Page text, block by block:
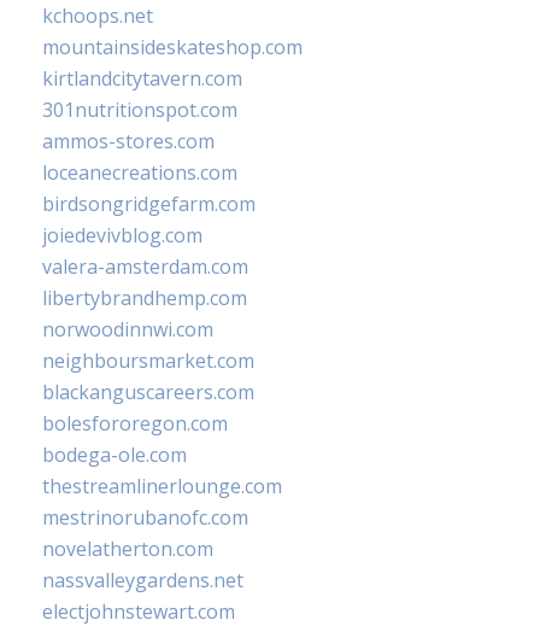
kchoops.net
mountainsideskateshop.com
kirtlandcitytavern.com
301nutritionspot.com
ammos-stores.com
loceanecreations.com
birdsongridgefarm.com
joiedevivblog.com
valera-amsterdam.com
libertybrandhemp.com
norwoodinnwi.com
neighboursmarket.com
blackanguscareers.com
bolesfororegon.com
bodega-ole.com
thestreamlinerlounge.com
mestrinorubanofc.com
novelatherton.com
nassvalleygardens.net
electjohnstewart.com